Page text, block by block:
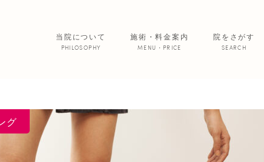
当院について
PHILOSOPHY
施術・料金案内
MENU・PRICE
院をさがす
SEARCH
院からのお便
あいの患者さ
グ